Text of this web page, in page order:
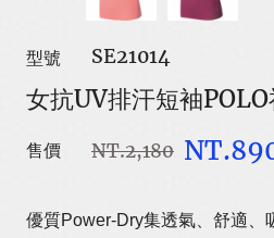
型號 SE21014
女抗UV排汗短袖
售價 NT.2,180
優質Power-Dry集透氣、舒適、